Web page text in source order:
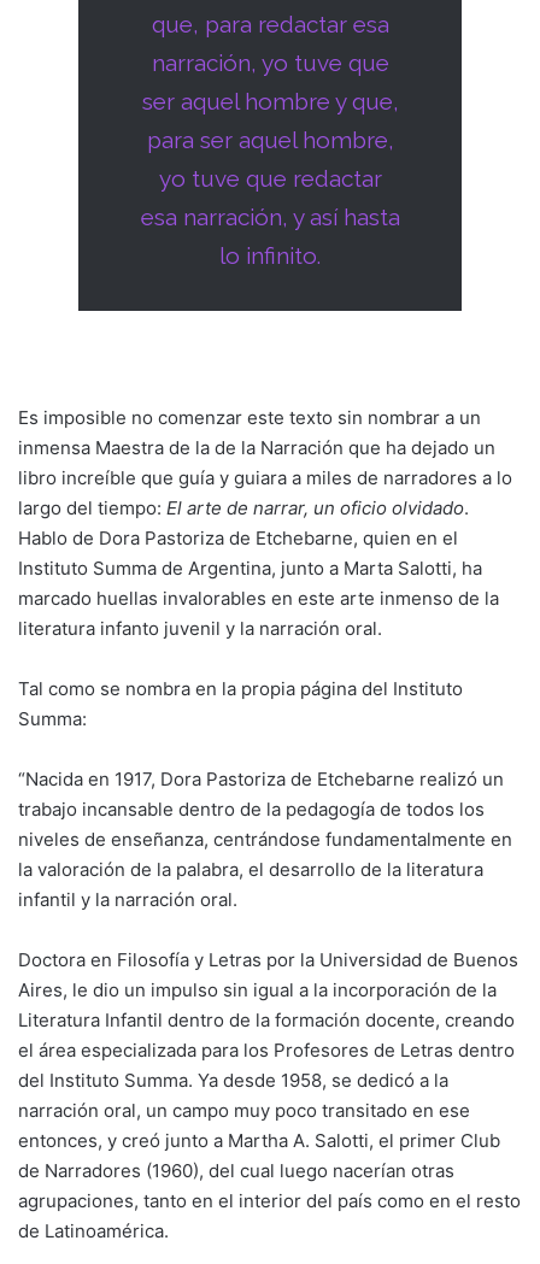
que, para redactar esa
narración, yo tuve que
ser aquel hombre y que,
para ser aquel hombre,
yo tuve que redactar
esa narración, y así hasta
lo infinito.
Es imposible no comenzar este texto sin nombrar a un
inmensa Maestra de la de la Narración que ha dejado un
libro increíble que guía y guiara a miles de narradores a lo
largo del tiempo: El arte de narrar, un oficio olvidado.
Hablo de Dora Pastoriza de Etchebarne, quien en el
Instituto Summa de Argentina, junto a Marta Salotti, ha
marcado huellas invalorables en este arte inmenso de la
literatura infanto juvenil y la narración oral.
Tal como se nombra en la propia página del Instituto
Summa:
“Nacida en 1917, Dora Pastoriza de Etchebarne realizó un
trabajo incansable dentro de la pedagogía de todos los
niveles de enseñanza, centrándose fundamentalmente en
la valoración de la palabra, el desarrollo de la literatura
infantil y la narración oral.
Doctora en Filosofía y Letras por la Universidad de Buenos
Aires, le dio un impulso sin igual a la incorporación de la
Literatura Infantil dentro de la formación docente, creando
el área especializada para los Profesores de Letras dentro
del Instituto Summa. Ya desde 1958, se dedicó a la
narración oral, un campo muy poco transitado en ese
entonces, y creó junto a Martha A. Salotti, el primer Club
de Narradores (1960), del cual luego nacerían otras
agrupaciones, tanto en el interior del país como en el resto
de Latinoamérica.